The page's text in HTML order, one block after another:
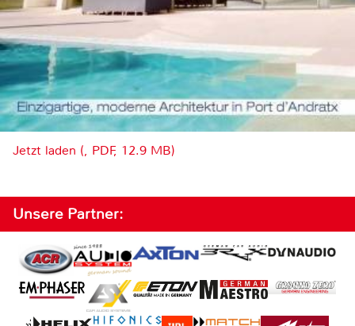
Jetzt laden (, PDF, 12.9 MB)
Unsere Partner: